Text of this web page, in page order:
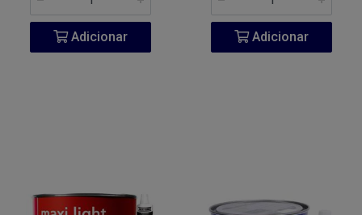
Adicionar Adicionar